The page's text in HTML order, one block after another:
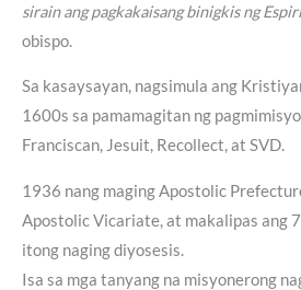
sirain ang pagkakaisang binigkis ng
obispo.
Sa kasaysayan, nagsimula ang
1600s sa pamamagitan ng
Franciscan, Jesuit, Recollect, at SVD.
1936 nang maging Apostolic
Apostolic Vicariate, at makalipas ang
itong naging diyosesis.
Isa sa mga tanyang na misyonerong